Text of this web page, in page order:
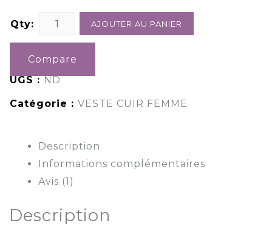
Qty: AJOUTER AU PANIER
Compare
UGS :ND
Catégorie : VESTE CUIR FEMME
Description
Informations complémentaires
Avis (1)
Description